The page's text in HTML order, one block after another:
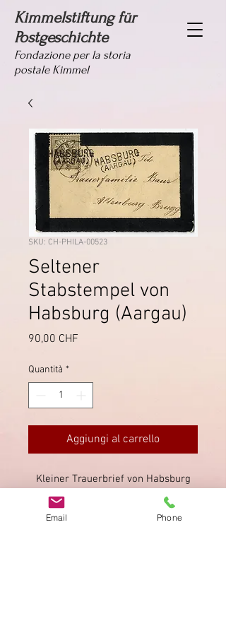
Kimmelstiftung für
Postgeschichte
Fondazione per la storia
postale Kimmel
SKU: CH-PHILA-00523
Seltener
Stabstempel von
Habsburg (Aargau)
90,00 CHF
Quantità *
Aggiungi al carrello
Kleiner Trauerbrief von Habsburg
(Aargau) nach Brugg, mit dem
Stabstempel auch auf der
Email Phone